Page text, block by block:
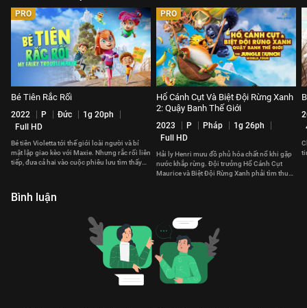
PRO
Bé Tiên Rắc Rối
2022 P Đức
1g 20ph
Full HD
Bé tiên Violetta tới thế giới loài người và bí
mật lập giao kèo với Maxie. Nhưng rắc rối liên
tiếp, đưa cả hai vào cuộc phiêu lưu tìm thấy
PRO
Hổ Cánh Cụt Và Biệt Đội Rừng Xanh
2: Quậy Banh Thế Giới
2023 P Pháp
1g 26ph
Full HD
Hải ly Henri mưu đồ phủ hóa chất nổ khi gặp
nước khắp rừng. Đội trưởng Hổ Cánh Cụt
Maurice và Biệt Đội Rừng Xanh phải tìm thuốc
Bình luận